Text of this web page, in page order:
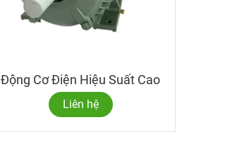
Động Cơ Điện Hiệu Suất Cao
Liên hệ